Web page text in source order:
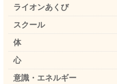
ライオンあくび
スクール
体
心
意識・エネルギー